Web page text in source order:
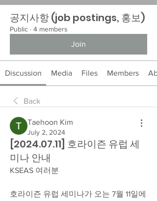
공지사항 (job postings, 홍보)
Public · 4 members
Join
Discussion Media Files Members
Back
Taehoon Kim
July 2, 2024
[2024.07.11] 호라이즌 유럽 세
미나 안내
KSEAS 여러분
호라이즌 유럽 세미나가 오는 7월 11일에